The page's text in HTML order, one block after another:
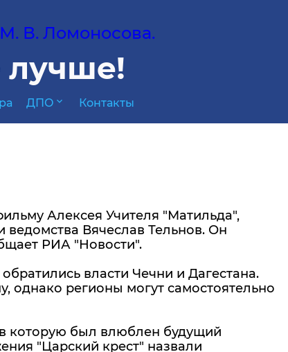
В. Ломоносова.
лучше!
ДПО expand_more Контакты
Алексея Учителя "Матильда",
Вячеслав Тельнов. Он
РИА "Новости".
власти Чечни и Дагестана.
однако регионы могут самостоятельно
которую был влюблен будущий
"Царский крест" назвали